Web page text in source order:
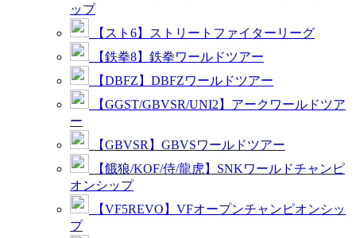
ップ
【スト6】ストリートファイターリーグ
【鉄拳8】鉄拳ワールドツアー
【DBFZ】DBFZワールドツアー
【GGST/GBVSR/UNI2】アークワールドツア
ー
【GBVSR】GBVSワールドツアー
【餓狼/KOF/侍/龍虎】SNKワールドチャンピ
オンシップ
【VF5REVO】VFオープンチャンピオンシッ
プ